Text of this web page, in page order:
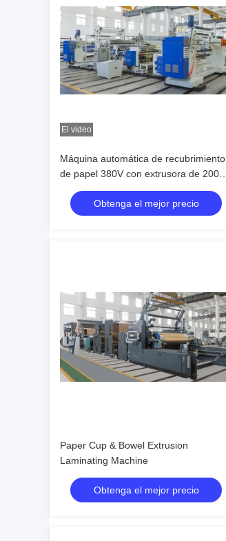
El video
Máquina automática de recubrimiento
de papel 380V con extrusora de 200
Obtenga el mejor precio
Paper Cup & Bowel Extrusion
Laminating Machine
Obtenga el mejor precio